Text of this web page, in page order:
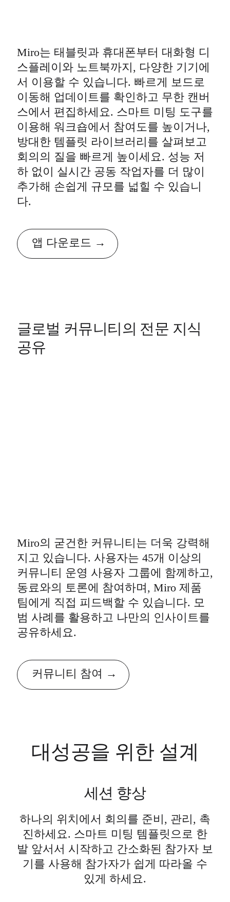
Miro는 태블릿과 휴대폰부터 대화형 디
스플레이와 노트북까지, 다양한 기기에
서 이용할 수 있습니다. 빠르게 보드로
이동해 업데이트를 확인하고 무한 캔버
스에서 편집하세요. 스마트 미팅 도구를
이용해 워크숍에서 참여도를 높이거나,
방대한 템플릿 라이브러리를 살펴보고
회의의 질을 빠르게 높이세요. 성능 저
하 없이 실시간 공동 작업자를 더 많이
추가해 손쉽게 규모를 넓힐 수 있습니
다.
앱 다운로드
Miro의 굳건한 커뮤니티는 더욱 강력해
지고 있습니다. 사용자는 45개 이상의
커뮤니티 운영 사용자 그룹에 함께하고,
동료와의 토론에 참여하며, Miro 제품
팀에게 직접 피드백할 수 있습니다. 모
범 사례를 활용하고 나만의 인사이트를
공유하세요.
커뮤니티 참여
글로벌 커뮤니티의 전문 지식
공유
대성공을 위한 설계
세션 향상
하나의 위치에서 회의를 준비, 관리, 촉
진하세요. 스마트 미팅 템플릿으로 한
발 앞서서 시작하고 간소화된 참가자 보
기를 사용해 참가자가 쉽게 따라올 수
있게 하세요.